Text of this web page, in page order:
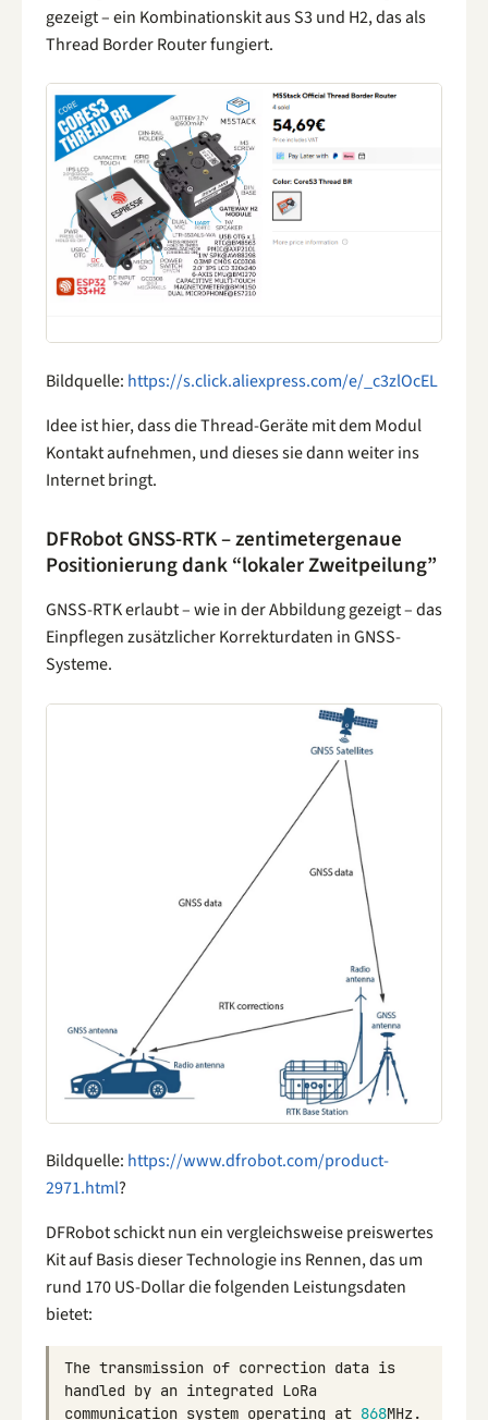
gezeigt – ein Kombinationskit aus S3 und H2, das als
Thread Border Router fungiert.
Bildquelle: https://s.click.aliexpress.com/e/_c3zlOcEL
Idee ist hier, dass die Thread-Geräte mit dem Modul
Kontakt aufnehmen, und dieses sie dann weiter ins
Internet bringt.
DFRobot GNSS-RTK – zentimetergenaue
Positionierung dank “lokaler Zweitpeilung”
GNSS-RTK erlaubt – wie in der Abbildung gezeigt – das
Einpflegen zusätzlicher Korrekturdaten in GNSS-
Systeme.
Bildquelle: https://www.dfrobot.com/product-
2971.html?
DFRobot schickt nun ein vergleichsweise preiswertes
Kit auf Basis dieser Technologie ins Rennen, das um
rund 170 US-Dollar die folgenden Leistungsdaten
bietet:
The transmission of correction data is
handled by an integrated LoRa
communication system operating at 868MHz.